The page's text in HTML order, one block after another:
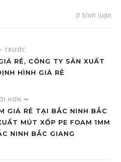
0 bình luận
TRƯỚC
RẺ, CÔNG TY SẢN XUẤT
HÌNH GIÁ RẺ
HƠN
GIÁ RẺ TẠI BẮC NINH BẮC
MÚT XỐP PE FOAM 1MM
NINH BẮC GIANG